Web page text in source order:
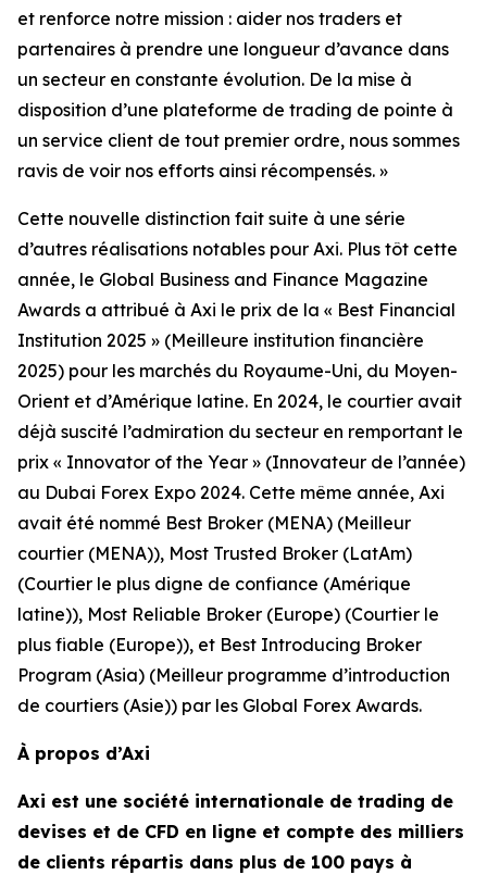
et renforce notre mission : aider nos traders et
partenaires à prendre une longueur d’avance dans
un secteur en constante évolution. De la mise à
disposition d’une plateforme de trading de pointe à
un service client de tout premier ordre, nous sommes
ravis de voir nos efforts ainsi récompensés. »
Cette nouvelle distinction fait suite à une série
d’autres réalisations notables pour Axi. Plus tôt cette
année, le Global Business and Finance Magazine
Awards a attribué à Axi le prix de la « Best Financial
Institution 2025 » (Meilleure institution financière
2025) pour les marchés du Royaume-Uni, du Moyen-
Orient et d’Amérique latine. En 2024, le courtier avait
déjà suscité l’admiration du secteur en remportant le
prix « Innovator of the Year » (Innovateur de l’année)
au Dubai Forex Expo 2024. Cette même année, Axi
avait été nommé Best Broker (MENA) (Meilleur
courtier (MENA)), Most Trusted Broker (LatAm)
(Courtier le plus digne de confiance (Amérique
latine)), Most Reliable Broker (Europe) (Courtier le
plus fiable (Europe)), et Best Introducing Broker
Program (Asia) (Meilleur programme d’introduction
de courtiers (Asie)) par les Global Forex Awards.
À propos d’Axi
Axi est une société internationale de trading de
devises et de CFD en ligne et compte des milliers
de clients répartis dans plus de 100 pays à